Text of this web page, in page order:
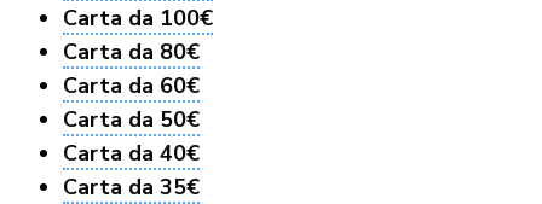
Carta da 100€
Carta da 80€
Carta da 60€
Carta da 50€
Carta da 40€
Carta da 35€